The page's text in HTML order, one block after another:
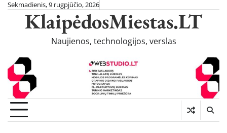
Skip
content
Sekmadienis, 9 rugpjūčio, 2026
KlaipėdosMiestas.LT
Naujienos, technologijos, verslas